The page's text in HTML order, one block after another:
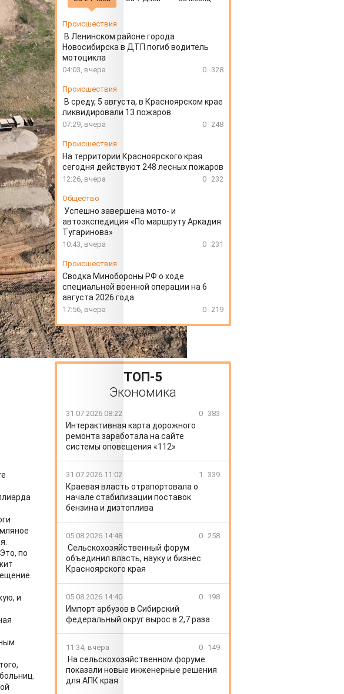
по
и
Происшествия
В Ленинском районе города
Новосибирска в ДТП погиб водитель
мотоцикла
04:03, вчера 0 328
Происшествия
В среду, 5 августа, в Красноярском крае
ликвидировали 13 пожаров
07:29, вчера 0 248
Происшествия
На территории Красноярского края
сегодня действуют 248 лесных пожаров
12:26, вчера 0 232
Общество
Успешно завершена мото- и
автоэкспедиция «По маршруту Аркадия
Тугаринова»
10:43, вчера 0 231
Происшествия
Сводка Минобороны РФ о ходе
специальной военной операции на 6
августа 2026 года
17:56, вчера 0 219
ТОП-5
Экономика
31.07.2026 08:22 0 383
Интерактивная карта дорожного
ремонта заработала на сайте
системы оповещения «112»
31.07.2026 11:02 1 339
Краевая власть отрапортовала о
начале стабилизации поставок
бензина и дизтоплива
05.08.2026 14:48 0 258
Сельскохозяйственный форум
объединил власть, науку и бизнес
Красноярского края
05.08.2026 14:40 0 198
Импорт арбузов в Сибирский
федеральный округ вырос в 2,7 раза
11:34, вчера 0 149
На сельскохозяйственном форуме
показали новые инженерные решения
для АПК края